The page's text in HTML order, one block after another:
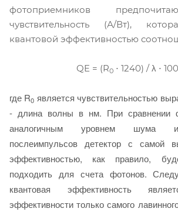
фотоприемников
чувствительность (А/Вт),
квантовой эффективностью
QE = (R0⋅ 1240) / λ ⋅
где R0 является чувствительностью
- длина волны в нм. При сравнении
аналогичным уровнем шума и
послеимпульсов детектор с самой
эффективностью, как правило,
подходить для счета фотонов.
квантовая эффективность
эффективности только самого